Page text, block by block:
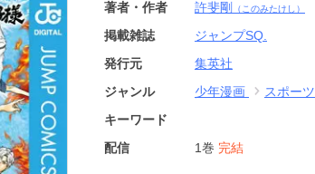
著者・作者 許斐剛 （このみたけし）
掲載雑誌
ジャンプSQ.
発行元
集英社
ジャンル
少年漫画
スポーツ
キーワード
配信
1巻 完結